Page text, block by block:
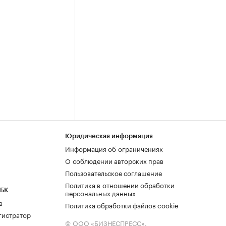
Юридическая информация
Информация об ограничениях
О соблюдении авторских прав
Пользовательское соглашение
Политика в отношении обработки
персональных данных
Политика обработки файлов cookie
© ООО «БИЗНЕСПРЕСС»,